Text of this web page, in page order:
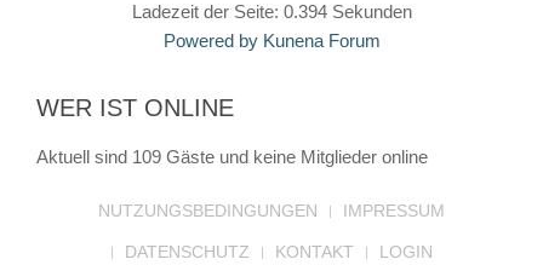
Ladezeit der Seite: 0.394 Sekunden
Powered by Kunena Forum
WER IST ONLINE
Aktuell sind 109 Gäste und keine Mitglieder online
NUTZUNGSBEDINGUNGEN IMPRESSUM
DATENSCHUTZ KONTAKT LOGIN